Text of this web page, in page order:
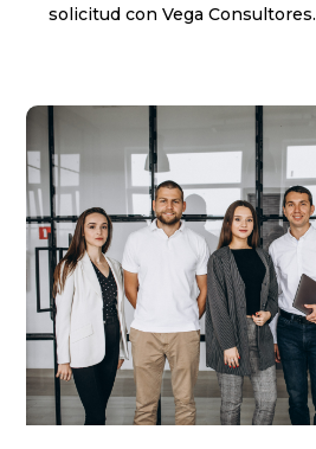
solicitud con Vega Consultores.